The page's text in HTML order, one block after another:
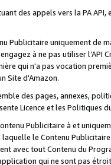
des appels vers la PA
Publicitaire uniquement de
à ne pas utiliser l’API
qui n'a pas vocation
Site d'Amazon.
des pages, annexes,
Licence et les Politiques
Publicitaire à et
le Contenu
avec tout Contenu du
qui ne sont pas